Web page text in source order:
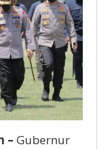
– Gubernur